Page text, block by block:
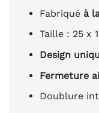
Fabriqué à
Taille : 25 x
Design
Fermeture
Doublure